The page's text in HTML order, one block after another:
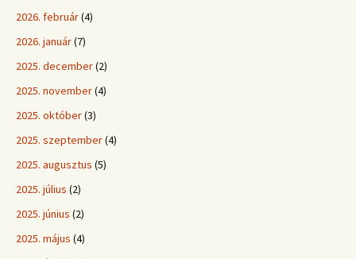
2026. február(4)
2026. január(7)
2025. december(2)
2025. november(4)
2025. október(3)
2025. szeptember(4)
2025. augusztus (5)
2025. július (2)
2025. június (2)
2025. május (4)